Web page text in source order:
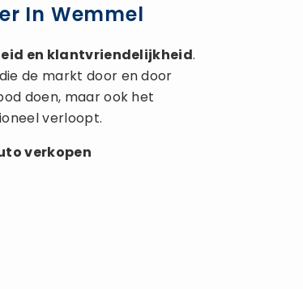
In Wemmel
en klantvriendelijkheid.
de markt door en door
doen, maar ook het
verloopt.
verkopen